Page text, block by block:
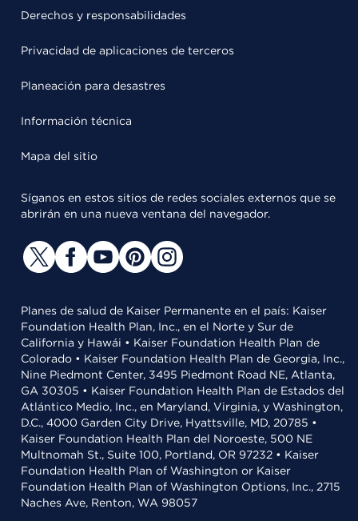
Derechos y responsabilidades
Privacidad de aplicaciones de terceros
Planeación para desastres
Información técnica
Mapa del sitio
Síganos en estos sitios de redes sociales externos que se
abrirán en una nueva ventana del navegador.
Planes de salud de Kaiser Permanente en el país: Kaiser
Foundation Health Plan, Inc., en el Norte y Sur de
California y Hawái • Kaiser Foundation Health Plan de
Colorado • Kaiser Foundation Health Plan de Georgia, Inc.,
Nine Piedmont Center, 3495 Piedmont Road NE, Atlanta,
GA 30305 • Kaiser Foundation Health Plan de Estados del
Atlántico Medio, Inc., en Maryland, Virginia, y Washington,
D.C., 4000 Garden City Drive, Hyattsville, MD, 20785 •
Kaiser Foundation Health Plan del Noroeste, 500 NE
Multnomah St., Suite 100, Portland, OR 97232 • Kaiser
Foundation Health Plan of Washington or Kaiser
Foundation Health Plan of Washington Options, Inc., 2715
Naches Ave, Renton, WA 98057